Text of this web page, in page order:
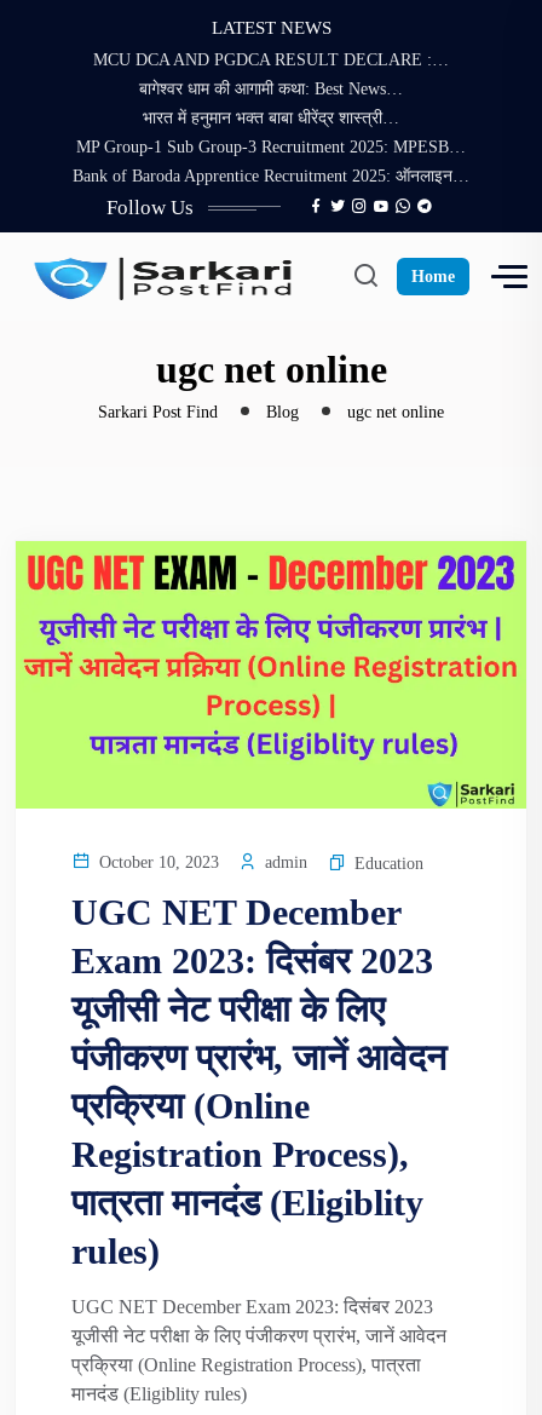
LATEST NEWS
MCU DCA AND PGDCA RESULT DECLARE :…
बागेश्वर धाम की आगामी कथा: Best News…
भारत में हनुमान भक्त बाबा धीरेंद्र शास्त्री…
MP Group-1 Sub Group-3 Recruitment 2025: MPESB…
Bank of Baroda Apprentice Recruitment 2025: ऑनलाइन…
Follow Us
Home
ugc net online
Sarkari Post Find Blog ugc net online
October 10, 2023 admin Education
UGC NET December
Exam 2023: दिसंबर 2023
यूजीसी नेट परीक्षा के लिए
पंजीकरण प्रारंभ, जानें आवेदन
प्रक्रिया (Online
Registration Process),
पात्रता मानदंड (Eligiblity
rules)
UGC NET December Exam 2023: दिसंबर 2023
यूजीसी नेट परीक्षा के लिए पंजीकरण प्रारंभ, जानें आवेदन
प्रक्रिया (Online Registration Process), पात्रता
मानदंड (Eligiblity rules)